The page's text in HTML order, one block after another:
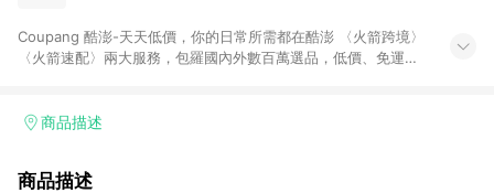
Coupang 酷澎-天天低價，你的日常所需都在酷澎 〈火箭跨境〉
〈火箭速配〉兩大服務，包羅國內外數百萬選品，低價、免運，
加入WOW會員告別湊免運，火箭速配、火箭跨境優質選品不限金
商品描述
商品描述